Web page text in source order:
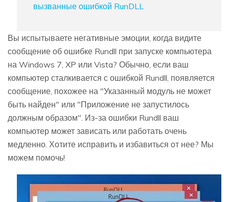
вызванные ошибкой RunDLL
Вы испытываете негативные эмоции, когда видите
сообщение об ошибке Rundll при запуске компьютера
на Windows 7, XP или Vista? Обычно, если ваш
компьютер сталкивается с ошибкой Rundll, появляется
сообщение, похожее на "Указанный модуль не может
быть найден" или "Приложение не запустилось
должным образом". Из-за ошибки Rundll ваш
компьютер может зависать или работать очень
медленно. Хотите исправить и избавиться от нее? Мы
можем помочь!